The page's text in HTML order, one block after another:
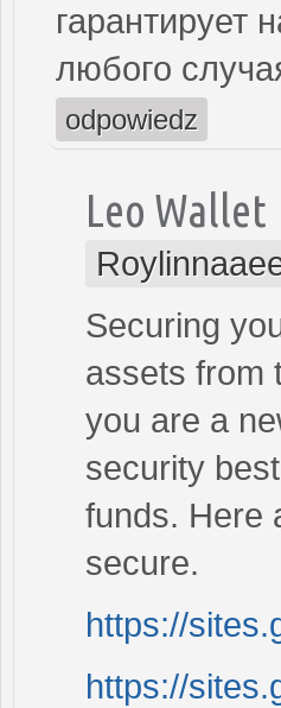
гарантирует
любого
odpowiedz
Leo Wallet
Securing
assets from
you are a
security
funds. Here
secure.
https://
https://